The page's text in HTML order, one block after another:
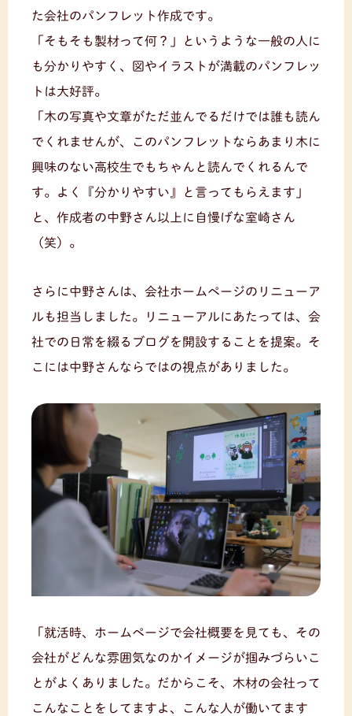
た会社のパンフレット作成です。
「そもそも製材って何？」というような一般の人に
も分かりやすく、図やイラストが満載のパンフレッ
トは大好評。
「木の写真や文章がただ並んでるだけでは誰も読ん
でくれませんが、このパンフレットならあまり木に
興味のない高校生でもちゃんと読んでくれるんで
す。よく『分かりやすい』と言ってもらえます」
と、作成者の中野さん以上に自慢げな室崎さん
（笑）。
さらに中野さんは、会社ホームページのリニューア
ルも担当しました。リニューアルにあたっては、会
社での日常を綴るブログを開設することを提案。そ
こには中野さんならではの視点がありました。
「就活時、ホームページで会社概要を見ても、その
会社がどんな雰囲気なのかイメージが掴みづらいこ
とがよくありました。だからこそ、木材の会社って
こんなことをしてますよ、こんな人が働いてます